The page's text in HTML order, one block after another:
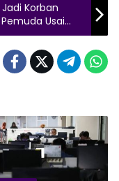
Korban
Usai